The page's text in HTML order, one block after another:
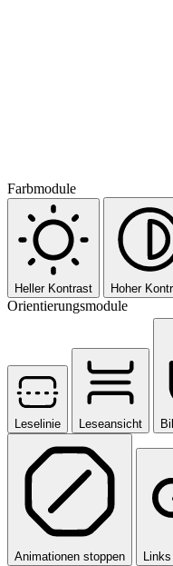
Farbmodule
Heller Kontrast Hoher
Orientierungsmodule
Leselinie Leseansicht
Animationen stoppen